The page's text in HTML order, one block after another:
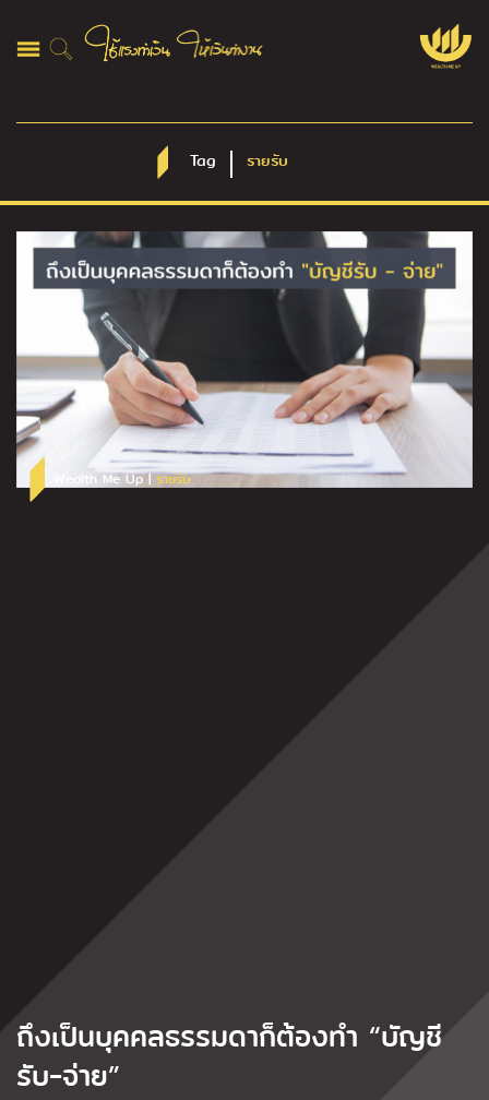
Tag รายรับ
Wealth Me Up |รายรับ
ถึงเป็นบุคคลธรรมดาก็ต้องทำ “บัญชี
รับ-จ่าย”